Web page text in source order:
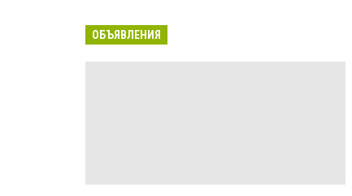
ОБЪЯВЛЕНИЯ